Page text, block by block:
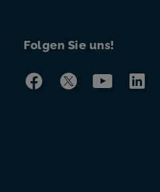
Folgen Sie uns!